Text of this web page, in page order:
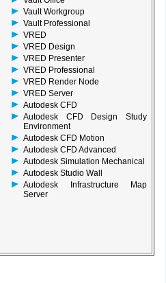
Vault Workgroup
Vault Professional
VRED
VRED Design
VRED Presenter
VRED Professional
VRED Render Node
VRED Server
Autodesk CFD
Autodesk CFD Design Study
Environment
Autodesk CFD Motion
Autodesk CFD Advanced
Autodesk Simulation Mechanical
Autodesk Studio Wall
Autodesk Infrastructure Map
Server